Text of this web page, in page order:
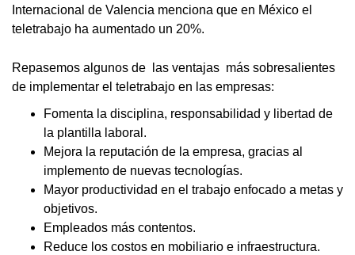
Internacional de Valencia menciona que en México el
teletrabajo ha aumentado un 20%.
Repasemos algunos de las ventajas más sobresalientes
de implementar el teletrabajo en las empresas:
Fomenta la disciplina, responsabilidad y libertad de
la plantilla laboral.
Mejora la reputación de la empresa, gracias al
implemento de nuevas tecnologías.
Mayor productividad en el trabajo enfocado a metas y
objetivos.
Empleados más contentos.
Reduce los costos en mobiliario e infraestructura.